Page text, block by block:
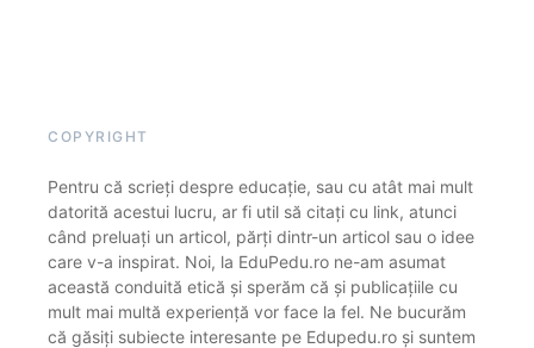
COPYRIGHT
Pentru că scrieți despre educație, sau cu atât mai mult
datorită acestui lucru, ar fi util să citați cu link, atunci
când preluați un articol, părți dintr-un articol sau o idee
care v-a inspirat. Noi, la EduPedu.ro ne-am asumat
această conduită etică și sperăm că și publicațiile cu
mult mai multă experiență vor face la fel. Ne bucurăm
că găsiți subiecte interesante pe Edupedu.ro și suntem